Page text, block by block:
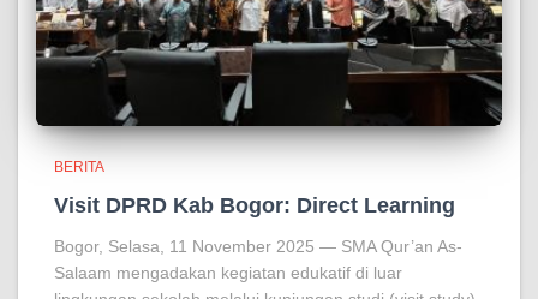
BERITA
Visit DPRD Kab Bogor: Direct Learning
Bogor, Selasa, 11 November 2025 — SMA Qur’an As-
Salaam mengadakan kegiatan edukatif di luar